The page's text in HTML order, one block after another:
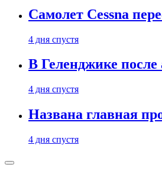
Самолет Cessna
4 дня спустя
В Геленджике
4 дня спустя
Названа главная
4 дня спустя